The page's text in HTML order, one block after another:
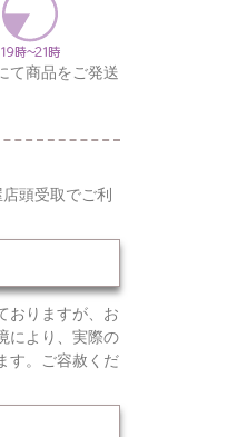
て商品をご発送
頭受取でご利
おりますが、お
により、実際の
す。ご容赦くだ